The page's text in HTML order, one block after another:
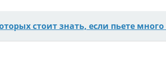
стоит знать, если пьете много